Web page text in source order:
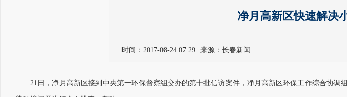
净月高新区快速解决
时间：2017-08-24 07:29 来源：长春新闻
21日，净月高新区接到中央第一环保督察组交办的第十批信访案件，净月高新区环保工作综合协调